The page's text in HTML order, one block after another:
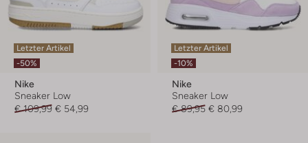
Letzter Artikel
-50%
Nike
Sneaker Low
€ 109,99 € 54,99
Letzter Artikel
-10%
Nike
Sneaker Low
€ 89,95 € 80,99